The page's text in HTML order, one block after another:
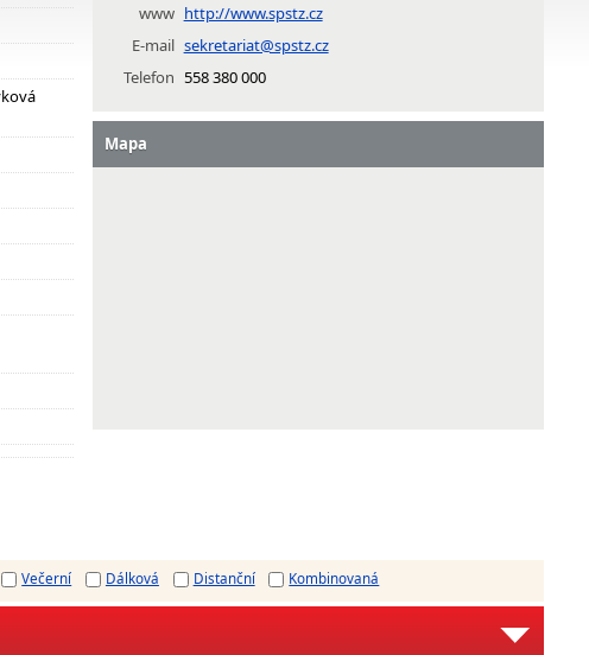
www http://www.spstz.cz
E-mail sekretariat@spstz.cz
Telefon 558 380 000
Mapa
Večerní Dálková Distanční Kombinovaná